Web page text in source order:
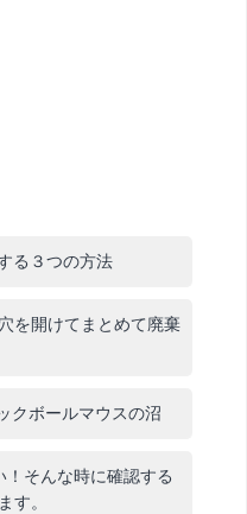
る３つの方法
を開けてまとめて廃棄
クボールマウスの沼
そんな時に確認する
す。